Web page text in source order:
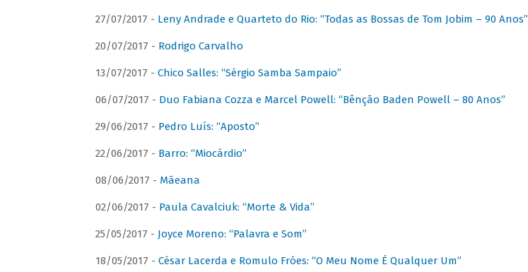
27/07/2017 - Leny Andrade e Quarteto do Rio: “Todas as Bossas de Tom Jobim – 90 Anos”
20/07/2017 - Rodrigo Carvalho
13/07/2017 - Chico Salles: “Sérgio Samba Sampaio”
06/07/2017 - Duo Fabiana Cozza e Marcel Powell: “Bênção Baden Powell – 80 Anos”
29/06/2017 - Pedro Luís: “Aposto”
22/06/2017 - Barro: “Miocárdio”
08/06/2017 - Mãeana
02/06/2017 - Paula Cavalciuk: “Morte & Vida”
25/05/2017 - Joyce Moreno: “Palavra e Som”
18/05/2017 - César Lacerda e Romulo Fróes: “O Meu Nome É Qualquer Um”